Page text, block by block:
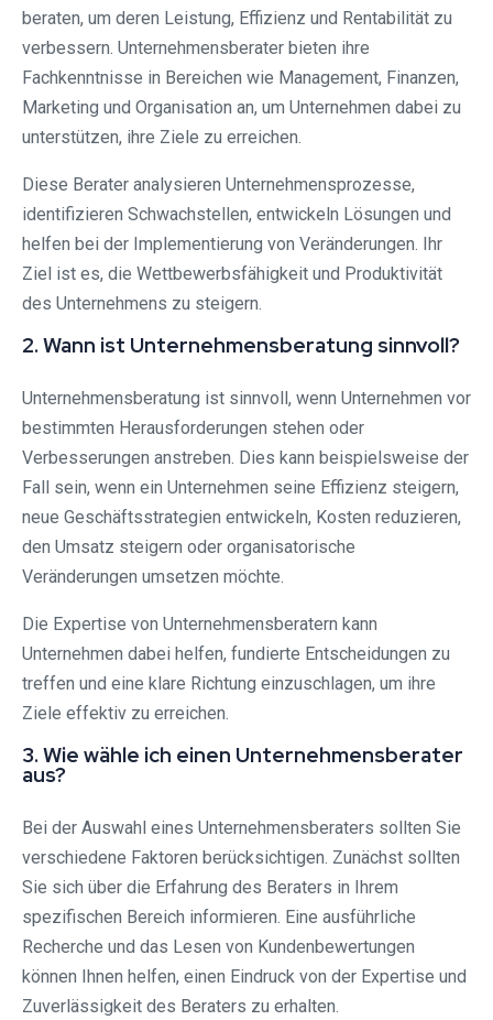
beraten, um deren Leistung, Effizienz und Rentabilität zu
verbessern. Unternehmensberater bieten ihre
Fachkenntnisse in Bereichen wie Management, Finanzen,
Marketing und Organisation an, um Unternehmen dabei zu
unterstützen, ihre Ziele zu erreichen.
Diese Berater analysieren Unternehmensprozesse,
identifizieren Schwachstellen, entwickeln Lösungen und
helfen bei der Implementierung von Veränderungen. Ihr
Ziel ist es, die Wettbewerbsfähigkeit und Produktivität
des Unternehmens zu steigern.
2. Wann ist Unternehmensberatung sinnvoll?
Unternehmensberatung ist sinnvoll, wenn Unternehmen vor
bestimmten Herausforderungen stehen oder
Verbesserungen anstreben. Dies kann beispielsweise der
Fall sein, wenn ein Unternehmen seine Effizienz steigern,
neue Geschäftsstrategien entwickeln, Kosten reduzieren,
den Umsatz steigern oder organisatorische
Veränderungen umsetzen möchte.
Die Expertise von Unternehmensberatern kann
Unternehmen dabei helfen, fundierte Entscheidungen zu
treffen und eine klare Richtung einzuschlagen, um ihre
Ziele effektiv zu erreichen.
3. Wie wähle ich einen Unternehmensberater
aus?
Bei der Auswahl eines Unternehmensberaters sollten Sie
verschiedene Faktoren berücksichtigen. Zunächst sollten
Sie sich über die Erfahrung des Beraters in Ihrem
spezifischen Bereich informieren. Eine ausführliche
Recherche und das Lesen von Kundenbewertungen
können Ihnen helfen, einen Eindruck von der Expertise und
Zuverlässigkeit des Beraters zu erhalten.